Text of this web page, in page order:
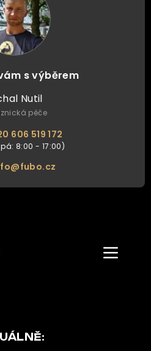
s výběrem
Nutil
péče
606 519 172
Zobrazit/
menu